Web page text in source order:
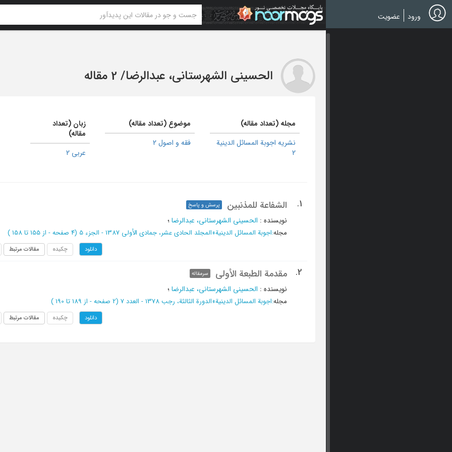
Skip
to
main
ورود عضویت
الحسینی الشهرستانی، عبدالرضا/ 2 مقاله
مجله (تعداد مقاله)
نشریه اجوبة المسائل الدینیة
2
موضوع (تعداد مقاله)
فقه و اصول 2
زبان (تعداد
مقاله)
عربی 2
1. الشفاعة للمذنبین پرسش و پاسخ
نویسنده : الحسینی الشهرستانی، عبدالرضا؛
مجله:اجوبة المسائل الدینیة»المجلد الحادی عشر، جمادی الأولی 1387 - الجزء 5 (‎4 صفحه - از 155 تا 158 )
دانلود چکیده مقالات مرتبط
2. مقدمة الطبعة الأولی سرمقاله
نویسنده : الحسینی الشهرستانی، عبدالرضا؛
مجله:اجوبة المسائل الدینیة»الدورة الثالثة، رجب 1378 - العدد 7 (‎2 صفحه - از 189 تا 190 )
دانلود چکیده مقالات مرتبط